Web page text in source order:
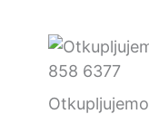
Otkupljujemo